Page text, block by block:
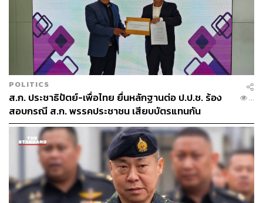
สร้างชาติ พรรคพลังประชารัฐ และพรรคชาติไทยพัฒนา ที่
ประกาศว่าจะไม่ร่วมสนับสนุนพรรคการเมืองที่ยุ่งเกี่ยวกับ
มาตรา 112 นพ.ชลน่านกล่าวว่า เรื่องนี้อยู่ในแนวทางอื่นๆ
นอกเหนือจากที่ประชุมของ 8 พรรคร่วม ซึ่งมอบหมายให้
พรรคเพื่อไทยไปพิจารณาว่าจะทำอย่างไร
นพ.ชลน่านกล่าวยอมรับว่า ให้ความสำคัญหลักอยู่ที่เสียงของ
ส.ว. มากกว่า ส.ส. และยังดำเนินตามทางเลือกที่ 1 คือมีเพียง
8 พรรคร่วมรัฐบาล โดยไม่มีพรรคการเมืองอื่นๆ มาเพิ่มเติม
พร้อมหาคะแนนเสียงจาก ส.ว. ควบคู่กันไป และหากมี
พรรคการเมืองใดให้ความเห็นชอบแคนดิเดตของ 8 พรรค
ร่วมโดยไม่ขอร่วมรัฐบาล จะถือเป็นมิติใหม่ของ
พรรคการเมือง ทั้งนี้ยังอยู่ที่การพูดคุย
POLITICS
ส.ก. ประชาธิปัตย์-เพื่อไทย ยื่นหลักฐานต่อ ป.ป.ช. ร้อง
สอบกรณี ส.ก. พรรคประชาชน เสียบบัตรแทนกัน
...